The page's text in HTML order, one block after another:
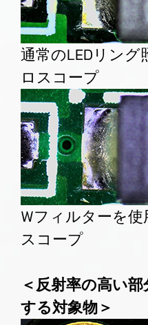
通常のLEDリン
ロスコープ
Wフィルターを
スコープ
＜反射率の高い
する対象物＞